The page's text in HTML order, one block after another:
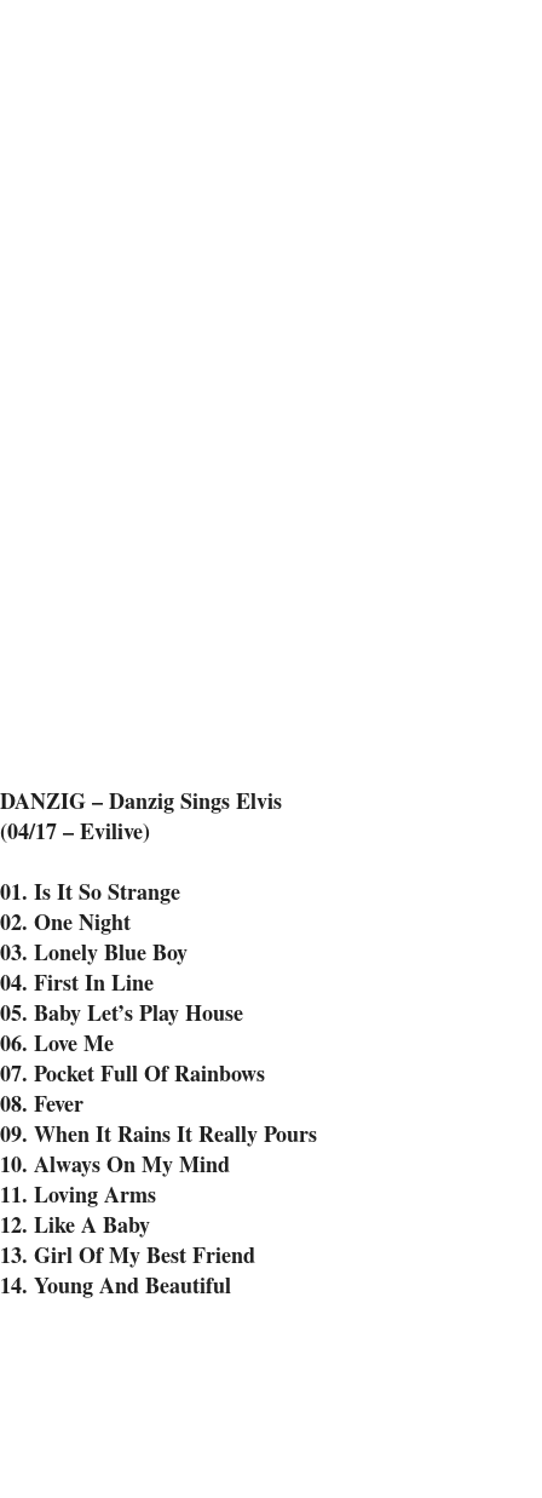
DANZIG – Danzig Sings Elvis
(04/17 – Evilive)
01. Is It So Strange
02. One Night
03. Lonely Blue Boy
04. First In Line
05. Baby Let’s Play House
06. Love Me
07. Pocket Full Of Rainbows
08. Fever
09. When It Rains It Really Pours
10. Always On My Mind
11. Loving Arms
12. Like A Baby
13. Girl Of My Best Friend
14. Young And Beautiful